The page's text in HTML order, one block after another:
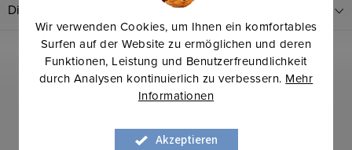
Wir verwenden Cookies, um Ihnen ein komfortables
Surfen auf der Website zu ermöglichen und deren
Funktionen, Leistung und Benutzerfreundlichkeit
durch Analysen kontinuierlich zu verbessern. Mehr
Informationen
Akzeptieren
Diskussion